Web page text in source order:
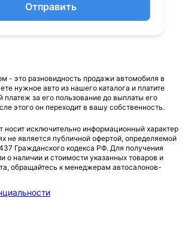
Отправить
- это разновидность продажи автомобиля в
нужное авто из нашего каталога и платите
за его пользование до выплаты его
этого он переходит в вашу собственность.
носит исключительно информационный характер
не является публичной офертой, определяемой
Гражданского кодекса РФ. Для получения
о наличии и стоимости указанных товаров и
обращайтесь к менеджерам автосалонов-